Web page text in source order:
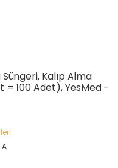
Süngeri, Kalıp Alma
= 100 Adet), YesMed -